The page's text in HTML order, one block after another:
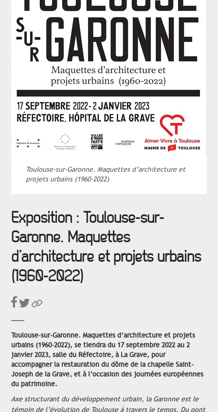
Toulouse-sur-Garonne. Maquettes d’architecture et
projets urbains (1960-2022)
Exposition : Toulouse-sur-
Garonne. Maquettes
d’architecture et projets urbains
(1960-2022)
Toulouse-sur-Garonne. Maquettes d’architecture et projets
urbains (1960-2022), se tiendra du 17 septembre 2022 au 2
janvier 2023, salle du Réfectoire, à La Grave, pour
accompagner la restauration du dôme de la chapelle Saint-
Joseph de la Grave, et à l’occasion des journées européennes
du patrimoine.
Axe structurant du développement urbain, la Garonne est le
témoin de l’évolution de Toulouse à travers le temps. Du pont